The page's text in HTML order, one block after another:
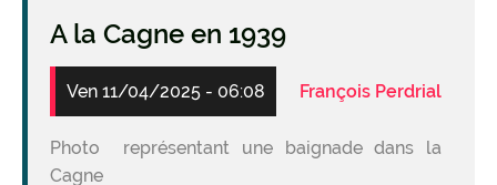
A la Cagne en 1939
Ven 11/04/2025 - 06:08 François Perdrial
Photo représentant une baignade dans la
Cagne